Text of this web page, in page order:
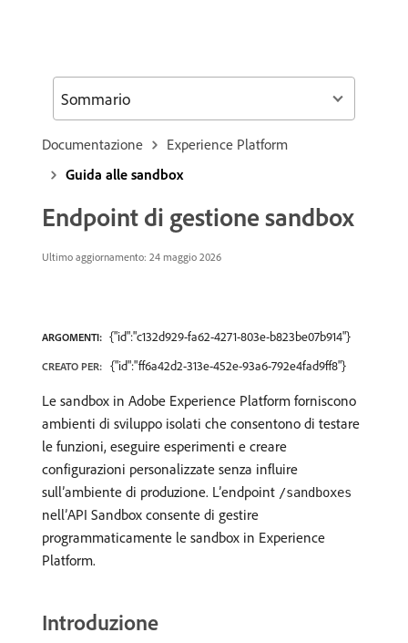
Documentazione
Experience Platform
Guida alle sandbox
Endpoint di gestione sandbox
Ultimo aggiornamento: 24 maggio 2026
ARGOMENTI: {"id":"c132d929-fa62-4271-803e-b823be07b914"}
CREATO PER: {"id":"ff6a42d2-313e-452e-93a6-792e4fad9ff8"}
Le sandbox in Adobe Experience Platform forniscono
ambienti di sviluppo isolati che consentono di testare
le funzioni, eseguire esperimenti e creare
configurazioni personalizzate senza influire
sull’ambiente di produzione. L’endpoint /sandboxes
nell’API Sandbox consente di gestire
programmaticamente le sandbox in Experience
Platform.
Introduzione
Sommario